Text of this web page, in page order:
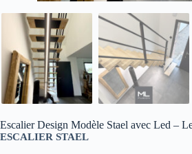
Escalier Design Modèle Stael avec Led –
ESCALIER STAEL